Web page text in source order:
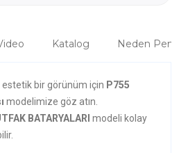
Katalog Neden Penta?
bir görünüm için P755
modelimize göz atın.
BATARYALARI modeli kolay